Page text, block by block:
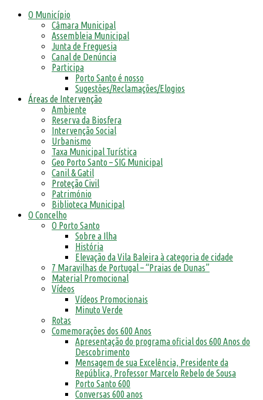
O Município
Câmara Municipal
Assembleia Municipal
Junta de Freguesia
Canal de Denúncia
Participa
Porto Santo é nosso
Sugestões/Reclamações/Elogios
Áreas de Intervenção
Ambiente
Reserva da Biosfera
Intervenção Social
Urbanismo
Taxa Municipal Turística
Geo Porto Santo – SIG Municipal
Canil & Gatil
Proteção Civil
Património
Biblioteca Municipal
O Concelho
O Porto Santo
Sobre a Ilha
História
Elevação da Vila Baleira à categoria de cidade
7 Maravilhas de Portugal – “Praias de Dunas”
Material Promocional
Vídeos
Vídeos Promocionais
Minuto Verde
Rotas
Comemorações dos 600 Anos
Apresentação do programa oficial dos 600 Anos do
Descobrimento
Mensagem de sua Excelência, Presidente da
República, Professor Marcelo Rebelo de Sousa
Porto Santo 600
Conversas 600 anos